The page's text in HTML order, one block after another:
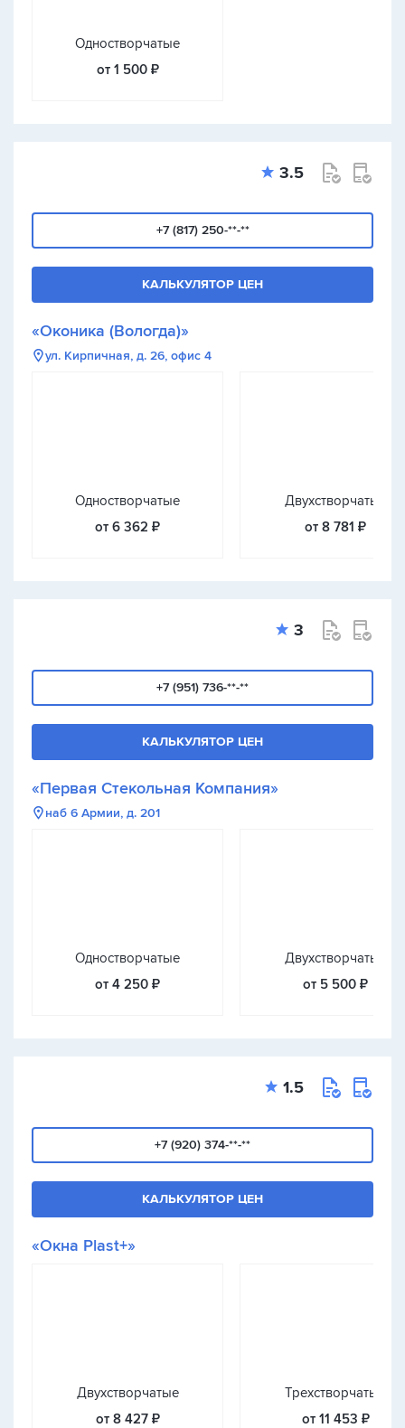
Одностворчатые
от 1 500 ₽
3.5
+7 (817) 250-**-**
КАЛЬКУЛЯТОР ЦЕН
«Оконика (Вологда)»
ул. Кирпичная, д. 26, офис 4
Одностворчатые
от 6 362 ₽
Двухстворчатые
от 8 781 ₽
3
+7 (951) 736-**-**
КАЛЬКУЛЯТОР ЦЕН
«Первая Стекольная Компания»
наб 6 Армии, д. 201
Одностворчатые
от 4 250 ₽
Двухстворчатые
от 5 500 ₽
1.5
+7 (920) 374-**-**
КАЛЬКУЛЯТОР ЦЕН
«Окна Plast+»
Двухстворчатые
от 8 427 ₽
Трехстворчатые
от 11 453 ₽